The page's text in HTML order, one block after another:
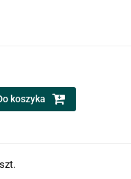
koszyka
szt.